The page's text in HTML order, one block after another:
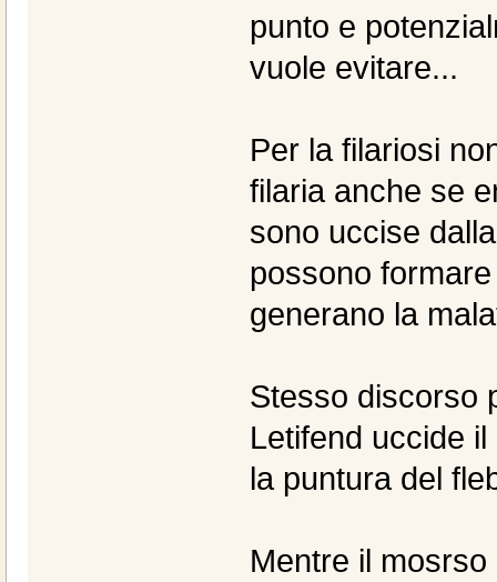
punto e
vuole evitare...
Per la filariosi
filaria anche se
sono uccise
possono
generano la
Stesso discorso
Letifend uccide
la puntura del
Mentre il